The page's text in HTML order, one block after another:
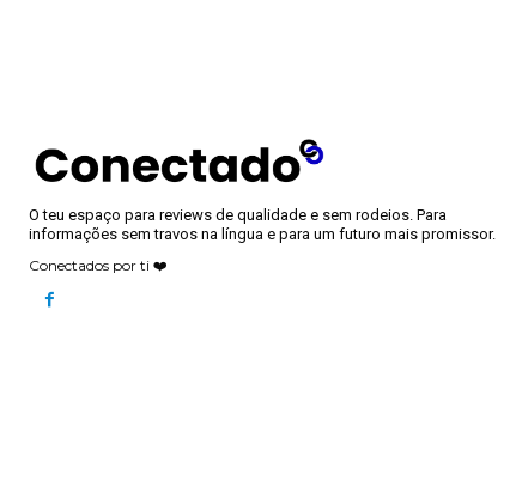
O teu espaço para reviews de qualidade e sem rodeios. Para
informações sem travos na língua e para um futuro mais promissor.
Conectados por ti ❤️